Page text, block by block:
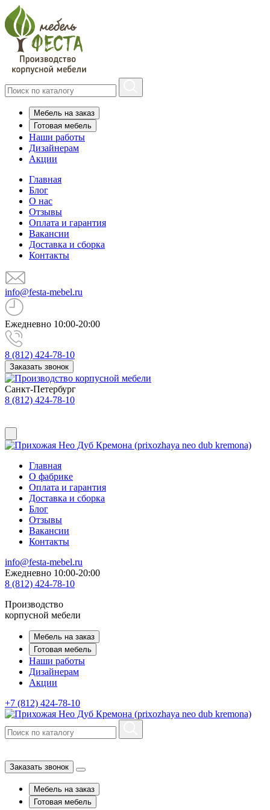
Мебель на заказ
Готовая мебель
Наши работы
Дизайнерам
Акции
Главная
Блог
О нас
Отзывы
Оплата и гарантия
Вакансии
Доставка и сборка
Контакты
info@festa-mebel.ru
Ежедневно 10:00-20:00
8 (812) 424-78-10
Заказать звонок
Санкт-Петербург
8 (812) 424-78-10
Главная
О фабрике
Оплата и гарантия
Доставка и сборка
Блог
Отзывы
Вакансии
Контакты
info@festa-mebel.ru
Ежедневно 10:00-20:00
8 (812) 424-78-10
Производство
корпусной мебели
Мебель на заказ
Готовая мебель
Наши работы
Дизайнерам
Акции
+7 (812) 424-78-10
Заказать звонок
Мебель на заказ
Готовая мебель